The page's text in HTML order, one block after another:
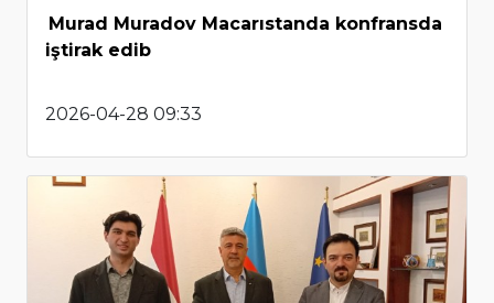
Murad Muradov Macarıstanda konfransda
iştirak edib
2026-04-28 09:33